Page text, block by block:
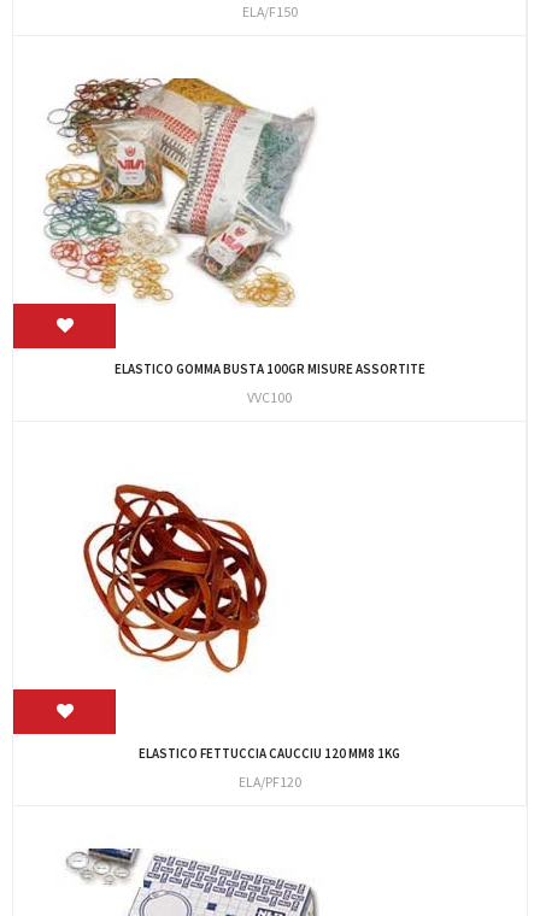
ELA/F150
ELASTICO GOMMA BUSTA 100GR MISURE ASSORTITE
VVC100
ELASTICO FETTUCCIA CAUCCIU 120 MM8 1KG
ELA/PF120